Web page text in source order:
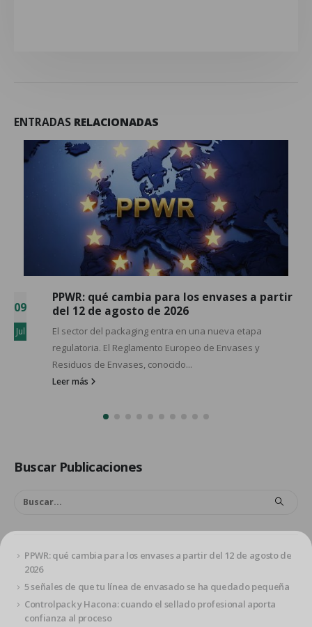
Suscríbete en nuestro newsletter
Obtén un cupón del 7%
*no es acumulable con el descuento del 10% en grandes
ENTRADAS RELACIONADAS
03
Jun
5 señales de que tu línea de envasado se ha
quedado pequeña
5 señales de que tu línea de envasado se ha quedado
pequeña Si cambiar de una referencia a otra supone
parar...
Leer más
Buscar Publicaciones
PPWR: qué cambia para los envases a partir del 12 de agosto de
2026
5 señales de que tu línea de envasado se ha quedado pequeña
Controlpack y Hacona: cuando el sellado profesional aporta
confianza al proceso